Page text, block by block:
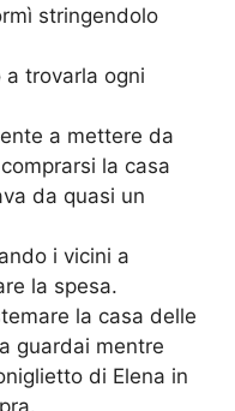
stringendolo
a trovarla ogni
a mettere da
la casa
da quasi un
i vicini a
la spesa.
la casa delle
guardai mentre
di Elena in